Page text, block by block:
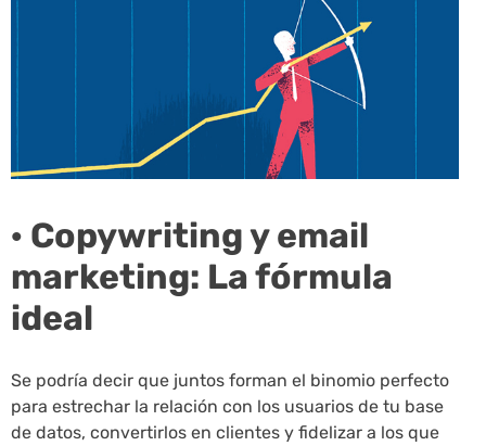
· Copywriting y email
marketing: La fórmula
ideal
Se podría decir que juntos forman el binomio perfecto
para estrechar la relación con los usuarios de tu base
de datos, convertirlos en clientes y fidelizar a los que